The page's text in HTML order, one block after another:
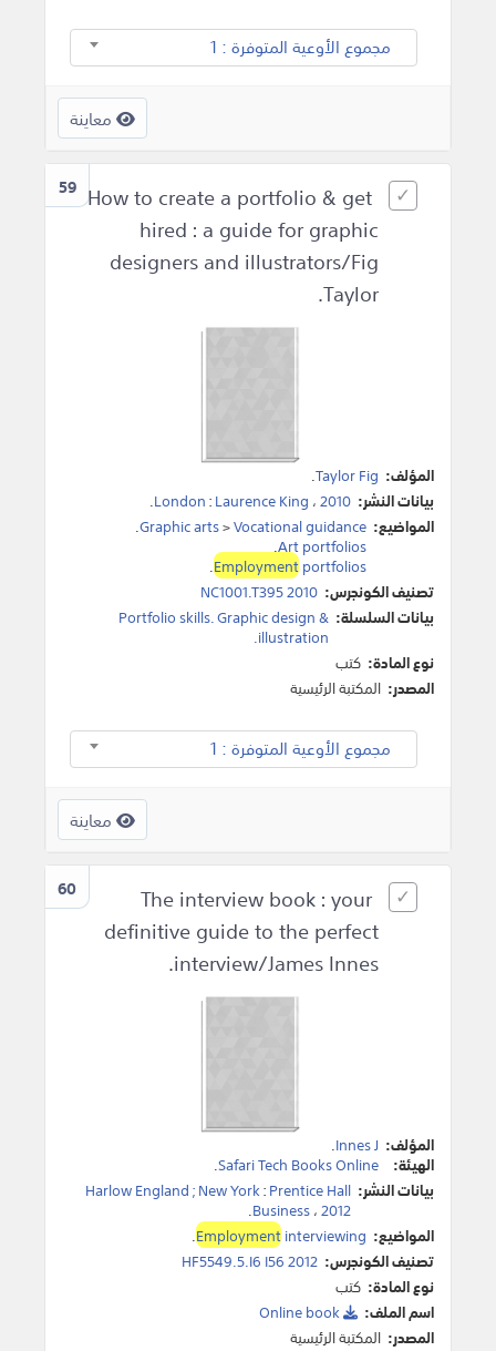
مجموع الأوعية المتوفرة : 1
معاينة
59 How to create a portfolio & get
hired : a guide for graphic
designers and illustrators/Fig
Taylor.
المؤلف: Taylor Fig
.
بيانات النشر:
London:Laurence King ،2010
.
المواضيع:
Graphic arts>Vocational guidance
.
Art portfolios
.
Employmentportfolios
.
تصنيف الكونجرس: NC1001.T395 2010
بيانات السلسلة: Portfolio skills. Graphic design &
illustration.
نوع المادة: كتب
المصدر: المكتبة الرئيسية
مجموع الأوعية المتوفرة : 1
معاينة
60
The interview book : your
definitive guide to the perfect
interview/James Innes.
المؤلف: Innes J
.
الهيئة: Safari Tech Books Online
.
بيانات النشر:
Harlow England ; New York:Prentice Hall
Business،2012
.
المواضيع:
Employmentinterviewing
.
تصنيف الكونجرس: HF5549.5.I6 I56 2012
نوع المادة: كتب
اسم الملف:
المصدر: المكتبة الرئيسية